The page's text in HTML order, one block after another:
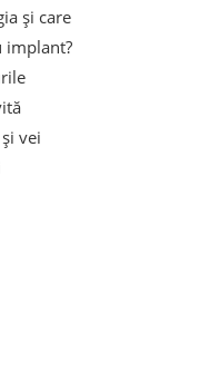
și care
implant?
vei